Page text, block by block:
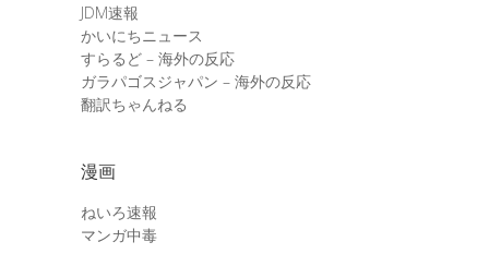
JDM速報
かいにちニュース
すらるど – 海外の反応
ガラパゴスジャパン – 海外の反応
翻訳ちゃんねる
漫画
ねいろ速報
マンガ中毒